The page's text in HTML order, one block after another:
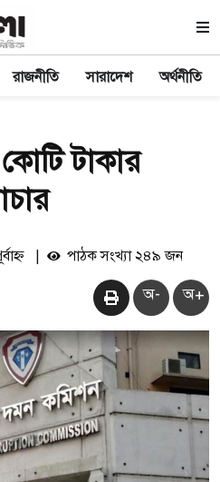
রাজনীতি সারাদেশ অর্থনীতি
টাকার
পাঠক সংখ্যা ২৪৯ জন
অ- অ+